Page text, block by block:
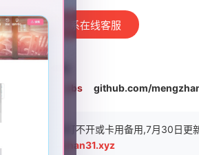
💬 联系在线客服
保存永久域名
mengzhan.sbs github.com/
输入（主用打不开或卡用备用,7月30日更新
www.mengzhan31.xyz